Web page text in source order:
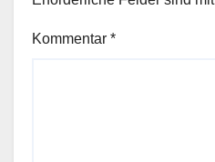
Kommentar *